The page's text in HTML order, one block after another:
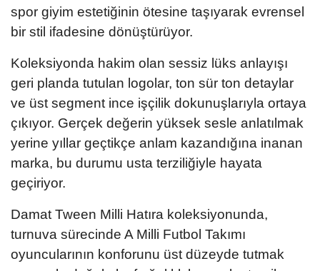
spor giyim estetiğinin ötesine taşıyarak evrensel
bir stil ifadesine dönüştürüyor.
Koleksiyonda hakim olan sessiz lüks anlayışı
geri planda tutulan logolar, ton sür ton detaylar
ve üst segment ince işçilik dokunuşlarıyla ortaya
çıkıyor. Gerçek değerin yüksek sesle anlatılmak
yerine yıllar geçtikçe anlam kazandığına inanan
marka, bu durumu usta terziliğiyle hayata
geçiriyor.
Damat Tween Milli Hatıra koleksiyonunda,
turnuva sürecinde A Milli Futbol Takımı
oyuncularının konforunu üst düzeyde tutmak